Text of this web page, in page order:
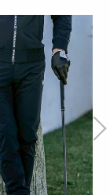
は熱圧
、上質な生地
や洗濯環境の
くなる場合が
て修理対応を